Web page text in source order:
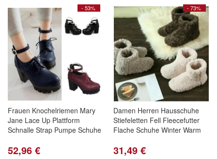
- 53%
Frauen Knochelriemen Mary
Jane Lace Up Plattform
Schnalle Strap Pumpe Schuhe
52,96 €
- 73%
Damen Herren Hausschuhe
Stiefeletten Fell Fleecefutter
Flache Schuhe Winter Warm
31,49 €